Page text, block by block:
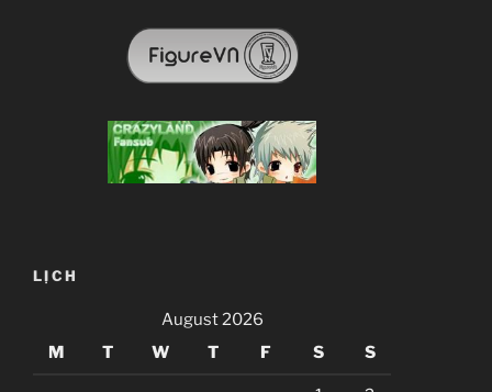
LỊCH
August 2026
M
T W T F S S